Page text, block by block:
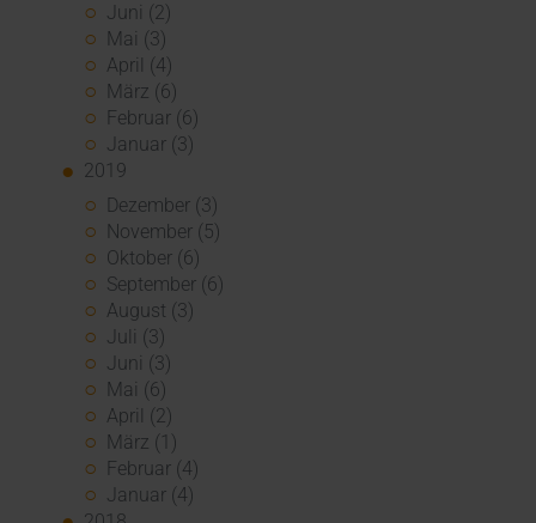
Juni (2)
Mai (3)
April (4)
März (6)
Februar (6)
Januar (3)
2019
Dezember (3)
November (5)
Oktober (6)
September (6)
August (3)
Juli (3)
Juni (3)
Mai (6)
April (2)
März (1)
Februar (4)
Januar (4)